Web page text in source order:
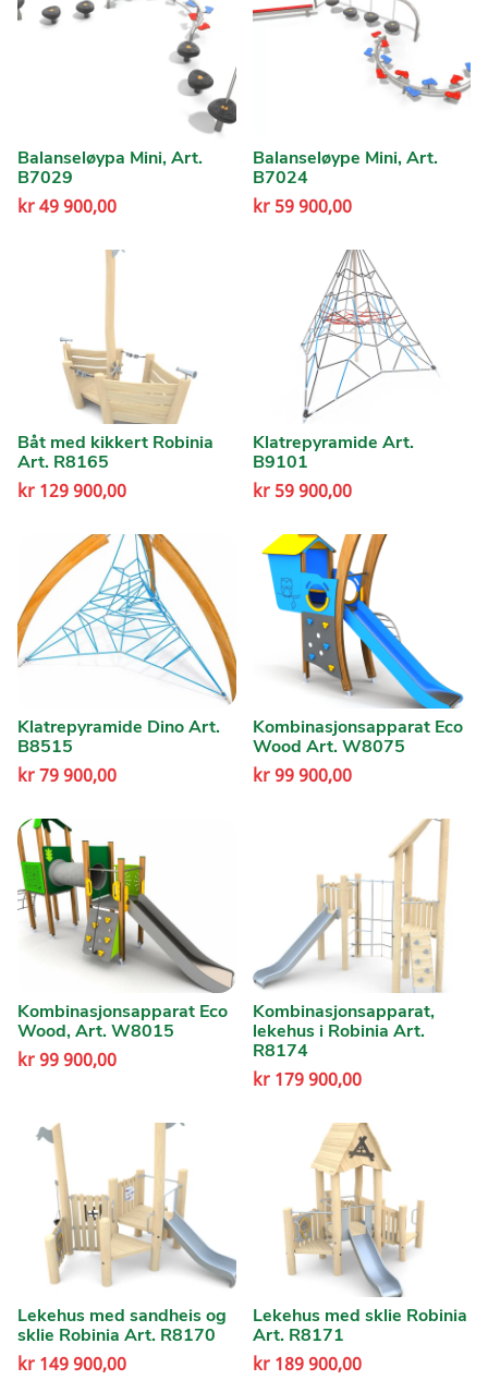
Balanseløypa Mini, Art.
B7029
kr49 900,00
Balanseløype Mini, Art.
B7024
kr59 900,00
Båt med kikkert Robinia
Art. R8165
kr 129 900,00
Klatrepyramide Art.
B9101
kr59 900,00
Klatrepyramide Dino Art.
B8515
kr79 900,00
Kombinasjonsapparat Eco
Wood Art. W8075
kr99 900,00
Kombinasjonsapparat Eco
Wood, Art. W8015
kr99 900,00
Kombinasjonsapparat,
lekehus i Robinia Art.
R8174
kr179 900,00
Lekehus med sandheis og
sklie Robinia Art. R8170
kr 149 900,00
Lekehus med sklie Robinia
Art. R8171
kr189 900,00